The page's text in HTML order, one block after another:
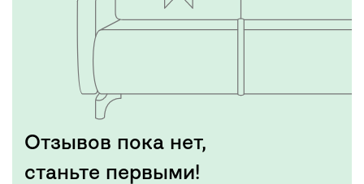
Отзывов пока нет,
станьте первыми!